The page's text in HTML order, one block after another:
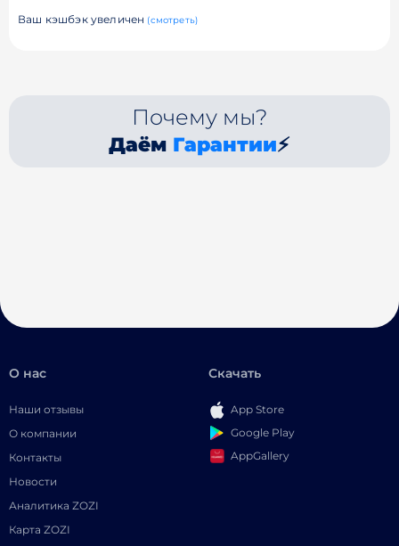
Ваш кэшбэк увеличен (смотреть)
Почему мы?
Даём Гарантии⚡
О нас
Наши отзывы
О компании
Контакты
Новости
Аналитика ZOZI
Карта ZOZI
Скачать
App Store
Google Play
AppGallery